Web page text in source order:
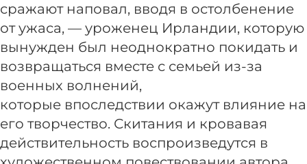
сражают наповал, вводя в остолбенение
от ужаса, — уроженец Ирландии, которую
вынужден был неоднократно покидать и
возвращаться вместе с семьей из-за
военных волнений,
которые впоследствии окажут влияние на
его творчество. Скитания и кровавая
действительность воспроизведутся в